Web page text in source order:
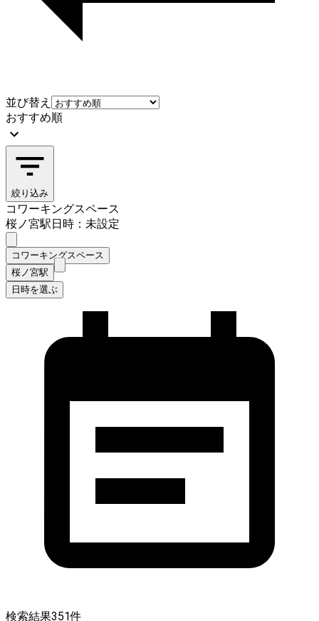
並び替え
おすすめ順
絞り込み
コワーキングスペース
桜ノ宮駅日時：未設定
コワーキングスペース
桜ノ宮駅
日時を選ぶ
検索結果351件